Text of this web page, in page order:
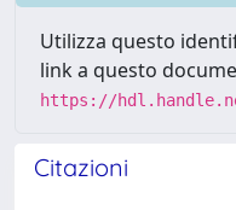
Utilizza questo
link a questo
https://
Citazioni